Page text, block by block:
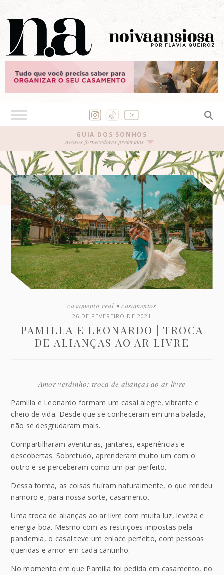
GUIA DOS SONHOS
nossos fornecedores preferidos
casamento real • casamentos
26 DE FEVEREIRO DE 2021
PAMILLA E LEONARDO | TROCA
DE ALIANÇAS AO AR LIVRE
Amor verdinho: troca de alianças ao ar livre
Pamilla e Leonardo formam um casal alegre, vibrante e
cheio de vida. Desde que se conheceram em uma balada,
não se desgrudaram mais.
Compartilharam aventuras, jantares, experiências e
descobertas. Sobretudo, aprenderam muito um com o
outro e se perceberam como um par perfeito.
Dessa forma, as coisas fluíram naturalmente, o que rendeu
namoro e, para nossa sorte, casamento.
Uma troca de alianças ao ar livre com muita luz, leveza e
energia boa. Mesmo com as restrições impostas pela
pandemia, o casal teve um enlace perfeito, com pessoas
queridas e amor em cada cantinho.
No momento em que Pamilla foi pedida em casamento, no